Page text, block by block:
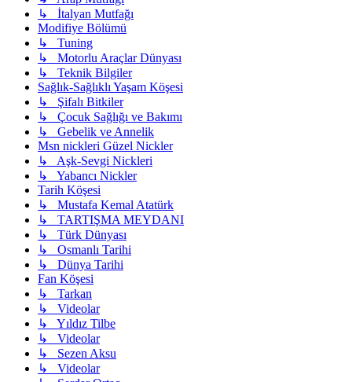
↳ İtalyan Mutfağı
Modifiye Bölümü
↳ Tuning
↳ Motorlu Araçlar Dünyası
↳ Teknik Bilgiler
Sağlık-Sağlıklı Yaşam Köşesi
↳ Şifalı Bitkiler
↳ Çocuk Sağlığı ve Bakımı
↳ Gebelik ve Annelik
Msn nickleri Güzel Nickler
↳ Aşk-Sevgi Nickleri
↳ Yabancı Nickler
Tarih Köşesi
↳ Mustafa Kemal Atatürk
↳ TARTIŞMA MEYDANI
↳ Türk Dünyası
↳ Osmanlı Tarihi
↳ Dünya Tarihi
Fan Köşesi
↳ Tarkan
↳ Videolar
↳ Yıldız Tilbe
↳ Videolar
↳ Sezen Aksu
↳ Videolar